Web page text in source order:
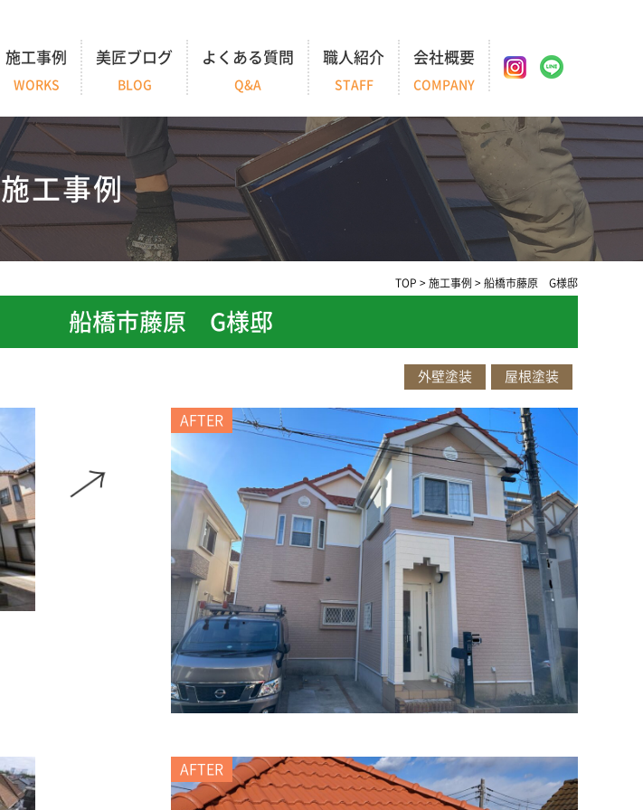
施工事例
WORKS
美匠ブログ
BLOG
よくある質問
Q&A
職人紹介
STAFF
会社概要
COMPANY
施工事例
TOP > 施工事例 > 船橋市藤原 G様邸
船橋市藤原 G様邸
外壁塗装 屋根塗装
AFTER
AFTER